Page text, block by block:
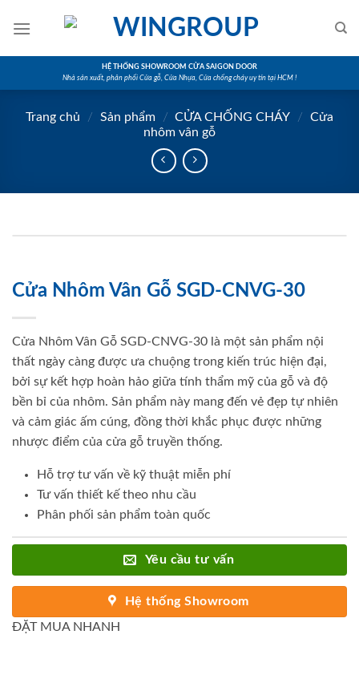
HỆ THỐNG SHOWROOM CỬA SAIGON DOOR
Nhà sản xuất, phân phối Cửa gỗ, Cửa Nhựa, Cửa chống cháy uy tín tại HCM !
Trang chủ / Sản phẩm / CỬA CHỐNG CHÁY /
Cửa
nhôm vân gỗ
Cửa Nhôm Vân Gỗ SGD-CNVG-30
Cửa Nhôm Vân Gỗ SGD-CNVG-30 là một sản phẩm nội
thất ngày càng được ưa chuộng trong kiến trúc hiện đại,
bởi sự kết hợp hoàn hảo giữa tính thẩm mỹ của gỗ và độ
bền bỉ của nhôm. Sản phẩm này mang đến vẻ đẹp tự nhiên
và cảm giác ấm cúng, đồng thời khắc phục được những
nhược điểm của cửa gỗ truyền thống.
Hỗ trợ tư vấn về kỹ thuật miễn phí
Tư vấn thiết kế theo nhu cầu
Phân phối sản phẩm toàn quốc
Yêu cầu tư vấn
Hệ thống Showroom
ĐẶT MUA NHANH